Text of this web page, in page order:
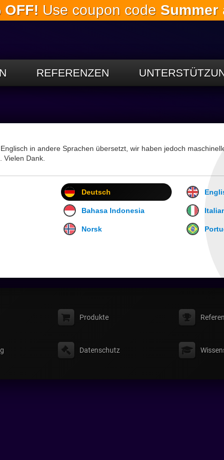
Springe
zum
OFF! Use coupon code Summer
REFERENZEN
in andere Sprachen übersetzt, wir haben jedoch
Dank.
Deutsch
Bahasa Indonesia
Norsk
Produkte
Datenschutz